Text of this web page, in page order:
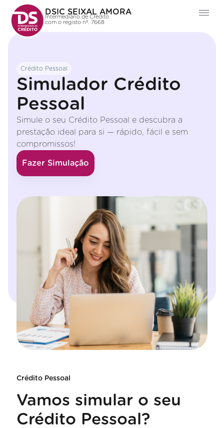
DSIC SEIXAL AMORA
Intermediário de Crédito
com o registo nº. 7668
Crédito Pessoal
Simulador Crédito
Pessoal
Simule o seu Crédito Pessoal e descubra a
prestação ideal para si — rápido, fácil e sem
compromissos!
Fazer Simulação
Crédito Pessoal
Vamos simular o seu
Crédito Pessoal?